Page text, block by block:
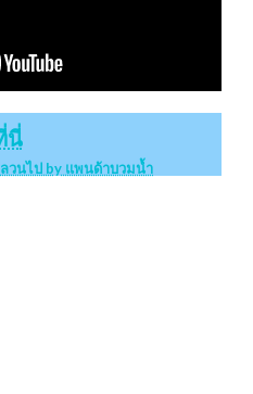
นี่
ลวนไป by แพนด้าบวมน้ำ